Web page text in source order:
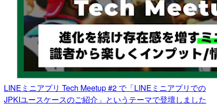
LINEミニアプリ Tech Meetup #2 で「LINEミニアプリでの
JPKIユースケースのご紹介」というテーマで登壇しました